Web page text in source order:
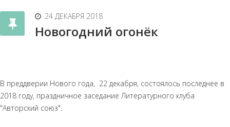
24 ДЕКАБРЯ 2018
Новогодний огонёк
В преддверии Нового года, 22 декабря, состоялось последнее в
2018 году, праздничное заседание Литературного клуба
"Авторский союз".